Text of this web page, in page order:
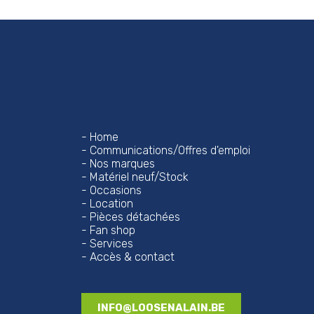
Home
Communications/Offres d'emploi
Nos marques
Matériel neuf/Stock
Occasions
Location
Pièces détachées
Fan shop
Services
Accès & contact
INFO@LOOSENALAIN.BE